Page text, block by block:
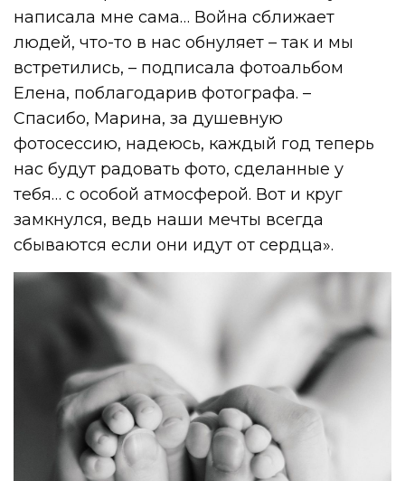
написала мне сама… Война сближает
людей, что-то в нас обнуляет – так и мы
встретились, – подписала фотоальбом
Елена, поблагодарив фотографа. –
Спасибо, Марина, за душевную
фотосессию, надеюсь, каждый год теперь
нас будут радовать фото, сделанные у
тебя… с особой атмосферой. Вот и круг
замкнулся, ведь наши мечты всегда
сбываются если они идут от сердца».